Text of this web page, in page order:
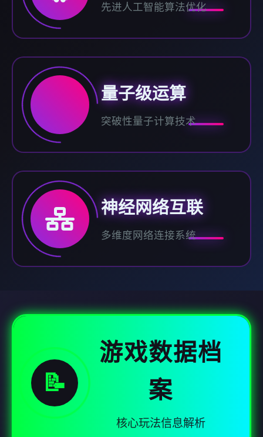
先进人工智能算法优化
量子级运算
突破性量子计算技术
神经网络互联
多维度网络连接系统
📝
游戏数据档
案
核心玩法信息解析